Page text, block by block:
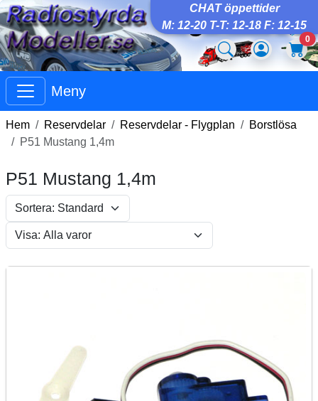
CHAT öppettider
M: 12-20 T-T: 12-18 F: 12-15
0
Meny
Hem Reservdelar Reservdelar - Flygplan
Borstlösa
P51 Mustang 1,4m
P51 Mustang 1,4m